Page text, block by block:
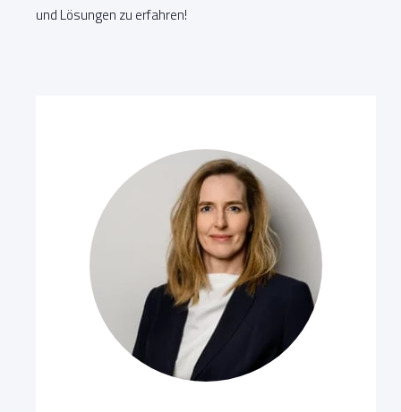
und Lösungen zu erfahren!